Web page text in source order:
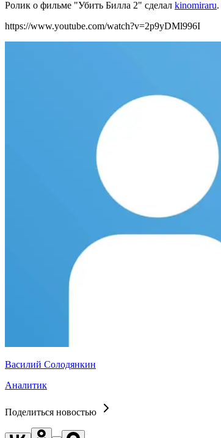
Ролик о фильме "Убить Билла 2" сделал kinomiraru.
https://www.youtube.com/watch?v=2p9yDMl996I
Василий Солодянкин
Аналитик
Поделиться новостью